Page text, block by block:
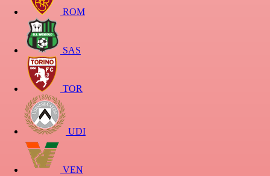
ROM
SAS
TOR
UDI
VEN